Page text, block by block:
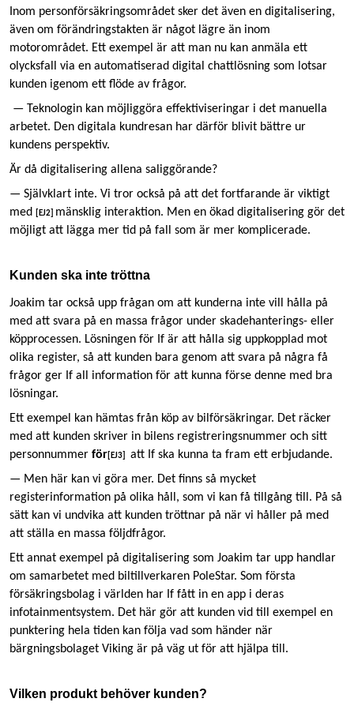
Inom personförsäkringsområdet sker det även en digitalisering,
även om förändringstakten är något lägre än inom
motorområdet. Ett exempel är att man nu kan anmäla ett
olycksfall via en automatiserad digital chattlösning som lotsar
kunden igenom ett flöde av frågor.
— Teknologin kan möjliggöra effektiviseringar i det manuella
arbetet. Den digitala kundresan har därför blivit bättre ur
kundens perspektiv.
Är då digitalisering allena saliggörande?
— Självklart inte. Vi tror också på att det fortfarande är viktigt
med
[EJ2]
mänsklig interaktion. Men en ökad digitalisering gör det
möjligt att lägga mer tid på fall som är mer komplicerade.
Kunden ska inte tröttna
Joakim tar också upp frågan om att kunderna inte vill hålla på
med att svara på en massa frågor under skadehanterings- eller
köpprocessen. Lösningen för If är att hålla sig uppkopplad mot
olika register, så att kunden bara genom att svara på några få
frågor ger If all information för att kunna förse denne med bra
lösningar.
Ett exempel kan hämtas från köp av bilförsäkringar. Det räcker
med att kunden skriver in bilens registreringsnummer och sitt
personnummer för [EJ3]
att If ska kunna ta fram ett erbjudande.
— Men här kan vi göra mer. Det finns så mycket
registerinformation på olika håll, som vi kan få tillgång till. På så
sätt kan vi undvika att kunden tröttnar på när vi håller på med
att ställa en massa följdfrågor.
Ett annat exempel på digitalisering som Joakim tar upp handlar
om samarbetet med biltillverkaren PoleStar. Som första
försäkringsbolag i världen har If fått in en app i deras
infotainmentsystem. Det här gör att kunden vid till exempel en
punktering hela tiden kan följa vad som händer när
bärgningsbolaget Viking är på väg ut för att hjälpa till.
Vilken produkt behöver kunden?